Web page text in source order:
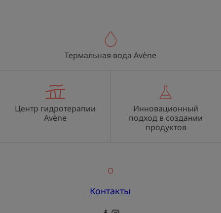
Термальная вода Avène
Центр гидротерапии
Avène
Инновационный
подход в создании
продуктов
О
Контакты